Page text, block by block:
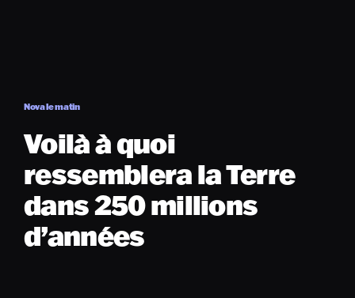
Nova le matin
Voilà à quoi
ressemblera la Terre
dans 250 millions
d’années